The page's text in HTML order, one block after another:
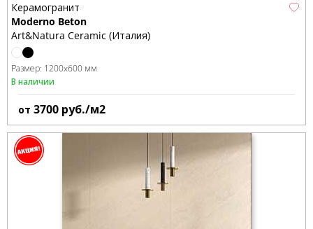
Керамогранит
Moderno Beton
Art&Natura Ceramic (Италия)
Размер: 1200x600 мм
В наличии
от 3700 руб./м2